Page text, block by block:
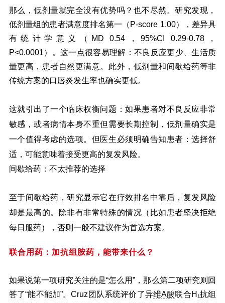
那么，低剂量就完全没有优势吗？也不尽然。研究发现，
低剂量组的患者满意度排名第一（P-score 1.00），差异具
有统计学意义（MD 0.54，95%CI 0.29-0.78，
P<0.0001）。这一点很容易理解：不良反应更少、生活质
量更高，患者自然更满意。此外，低剂量和间歇给药等非
传统方案的口唇炎发生率也确实更低。
这就引出了一个临床权衡问题：如果患者对不良反应非常
敏感，或者病情本身不重但需要长期控制，低剂量确实是
一个值得考虑的选项。但医生必须明确告知患者：选择舒
适，可能意味着接受更高的复发风险。
间歇给药：不太推荐的选择
至于间歇给药，研究显示它在疗效排名中靠后，复发风险
却是最高的。除非有非常特殊的情况（比如患者坚决拒绝
每日服药），否则一般不建议作为首选方案。
联合用药：加抗组胺药，能带来什么？
如果说第一项研究关注的是“怎么用”，那么第二项研究则回
答了“能不能加”。Cruz团队系统评价了异维A酸联合H₁抗组